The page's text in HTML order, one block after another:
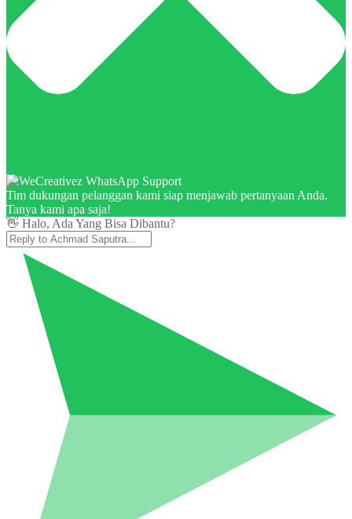
Tim dukungan pelanggan kami siap menjawab pertanyaan Anda.
Tanya kami apa saja!
👋 Halo, Ada Yang Bisa Dibantu?